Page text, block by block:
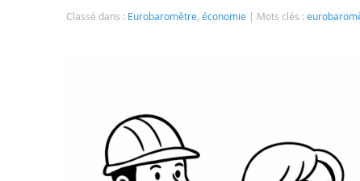
Classé dans : Eurobaromètre, économie Mots clés :